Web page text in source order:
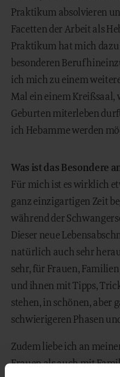
Praktikum absolvieren
Facetten der Arbeit als
Praktikum hat mich
besonderen Beruf
ich mich zu einem
Mal ein einem Kreißsaal,
Geburten miterleben
ich Hebamme werden
Was ist das Besondere
Für mich ist es wirklich
ganz einzigartigen Zeit
während der
Dieser neue
natürlich auch sehr
sehr, für Frauen,
und ihnen mit Tipps,
stehen, in schönen, aber
schwierigeren Phasen
Zudem liebe ich an
Frauen als auch mit